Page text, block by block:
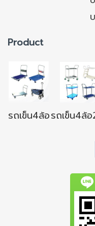
Product
รถเข็น4ล้อรถเข็น4ล้